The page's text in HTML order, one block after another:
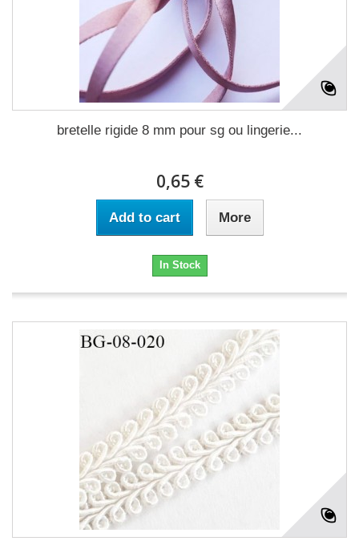
bretelle rigide 8 mm pour sg ou lingerie...
0,65 €
Add to cart More
In Stock